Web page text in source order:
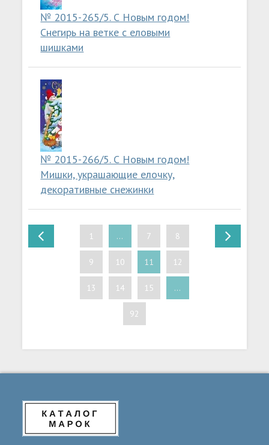
№ 2015-265/5. С Новым годом!
Снегирь на ветке с еловыми
шишками
№ 2015-266/5. С Новым годом!
Мишки, украшающие елочку,
декоративные снежинки
1 ... 7 8
9 10 11 12
13 14 15 ...
92